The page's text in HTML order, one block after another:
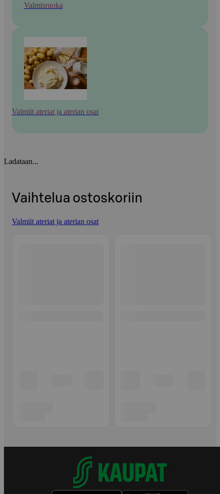
Valmisruoka
Valmiit ateriat ja aterian osat
Ladataan...
Vaihtelua ostoskoriin
Valmiit ateriat ja aterian osat